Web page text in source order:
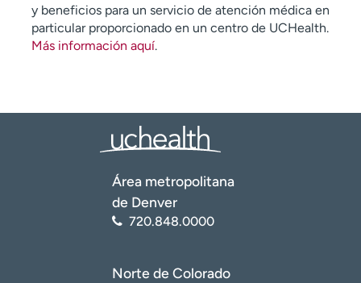
y beneficios para un servicio de atención médica en
particular proporcionado en un centro de UCHealth.
Más información aquí.
Área metropolitana
de Denver
720.848.0000
Norte de Colorado